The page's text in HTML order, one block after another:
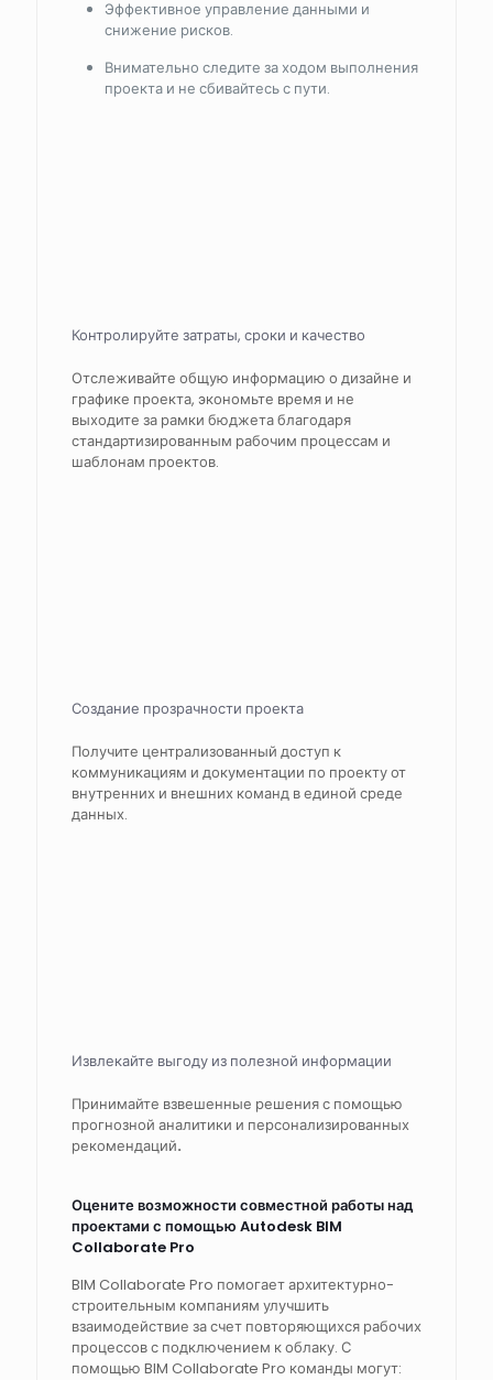
Эффективное управление данными и
снижение рисков.
Внимательно следите за ходом выполнения
проекта и не сбивайтесь с пути.
Контролируйте затраты, сроки и качество
Отслеживайте общую информацию о дизайне и
графике проекта, экономьте время и не
выходите за рамки бюджета благодаря
стандартизированным рабочим процессам и
шаблонам проектов.
Создание прозрачности проекта
Получите централизованный доступ к
коммуникациям и документации по проекту от
внутренних и внешних команд в единой среде
данных.
Извлекайте выгоду из полезной информации
Принимайте взвешенные решения с помощью
прогнозной аналитики и персонализированных
рекомендаций​.
Оцените возможности совместной работы над
проектами с помощью Autodesk BIM
Collaborate Pro
BIM Collaborate Pro помогает архитектурно-
строительным компаниям улучшить
взаимодействие за счет повторяющихся рабочих
процессов с подключением к облаку. С
помощью BIM Collaborate Pro команды могут: